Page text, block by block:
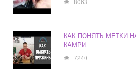
8063
КАК ПОНЯТЬ МЕТКИ
КАМРИ
7240